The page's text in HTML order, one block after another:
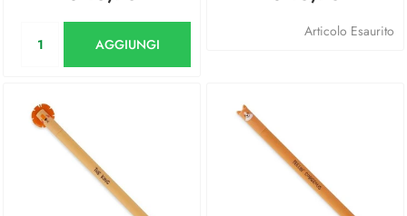
AGGIUNGI
Articolo Esaurito